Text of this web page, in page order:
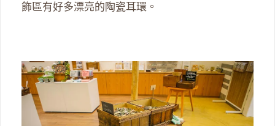
飾區有好多漂亮的陶瓷耳環。